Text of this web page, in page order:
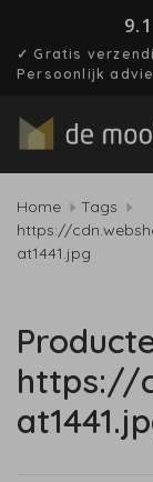
9.1
✓ Gratis
Persoonlijk
Home
Tags
https://
at1441.jpg
https://